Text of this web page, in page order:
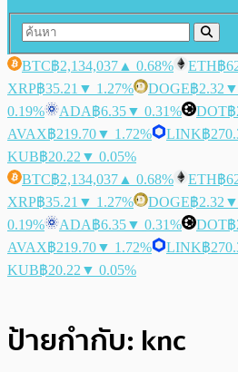
BTC฿2,134,037 ▲ 0.68% ETH฿
XRP฿35.21 ▼ 1.27% DOGE฿2.32 ▼
0.19%
ADA฿6.35▼ 0.31% DOT฿
AVAX฿219.70▼ 1.72% LINK฿
KUB฿20.22 ▼ 0.05%
BTC฿2,134,037 ▲ 0.68% ETH฿
XRP฿35.21 ▼ 1.27% DOGE฿2.32 ▼
0.19%
ADA฿6.35▼ 0.31% DOT฿
AVAX฿219.70▼ 1.72% LINK฿
KUB฿20.22 ▼ 0.05%
ป้ายกำกับ: knc